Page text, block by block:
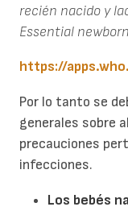
recién nacido y
Essential
https://
Por lo tanto se
generales sobre
precauciones
infecciones.
Los bebés